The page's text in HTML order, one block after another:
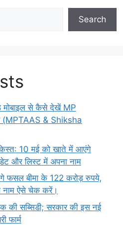
Search
मोबाइल से कैसे देखें MP
& Shiksha
10 मई को खाते में आएंगे
और लिस्ट में अपना नाम
फसल बीमा के 122 करोड़ रुपये,
नाम ऐसे चेक करें।
की सब्सिडी; सरकार की इस नई
फार्म